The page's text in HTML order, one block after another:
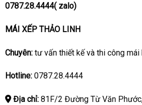
0787.28.4444( zalo)
MÁI XẾP THẢO LINH
Chuyên:tư vấn thiết kế và thi công
Hotline:0787.28.4444
Địa chỉ:81F/2 Đường Từ Văn Phước,